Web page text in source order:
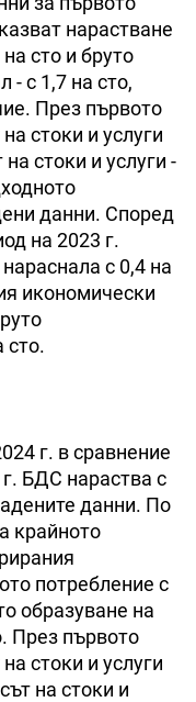
нарастване
сто и бруто
- с 1,7 на сто,
През първото
стоки и услуги
стоки и услуги -
данни. Според
на 2023 г.
с 0,4 на
икономически
сто.
г. в сравнение
БДС нараства с
данни. По
крайното
потребление с
образуване на
През първото
стоки и услуги
на стоки и